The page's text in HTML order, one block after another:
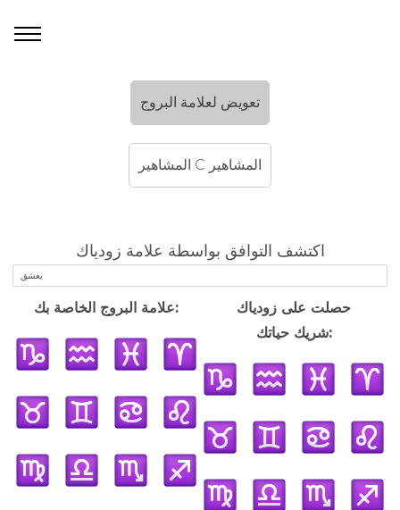
تعويض لعلامة البروج
المشاهير C المشاهير
اكتشف التوافق بواسطة علامة زودياك
علامة البروج الخاصة بك:
حصلت على زودياك
شريك حياتك: